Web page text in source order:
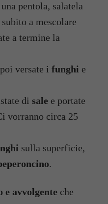
pentola, salatela
a mescolare
a termine la
versate i funghi e
di sale e portate
vorranno circa 25
sulla superficie,
.
e avvolgente che